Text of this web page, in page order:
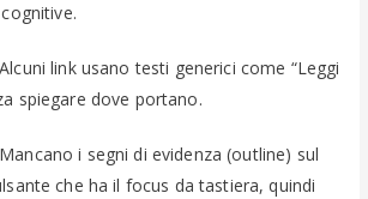
link usano testi generici come “Leggi
spiegare dove portano.
i segni di evidenza (outline) sul
che ha il focus da tastiera, quindi